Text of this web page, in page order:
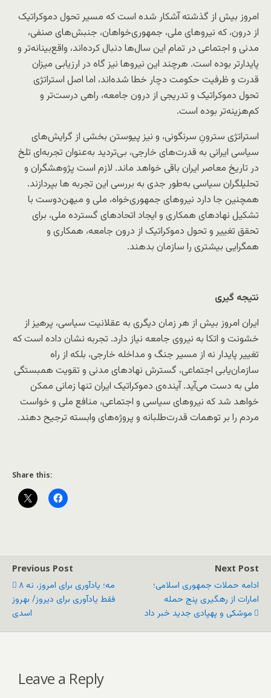
امروز بیش از گذشته آشکار شده است که مسیر تحول دموکراتیک
از درون، که نیروهای ملی، جمهوری‌خواهان، جنبش‌های صنفی،
مدنی و اجتماعی در تمام این سال‌ها دنبال کرده‌اند، واقع‌بینانه‌تر و
پایدارتر بوده است. هرچند این نیروها نیز گاه در ارزیابی میزان
قدرت و ظرفیت حکومت دچار خطا شده‌اند، اما اصل استراتژی
تحول دموکراتیک و تدریجی از درون جامعه، راهی درست‌تر و
کم‌هزینه‌تر بوده است.
استراتژی سترونِ سرنگونی، و نیز پیوستن بخشی از گرایش‌های
سیاسی ایرانی به قدرت‌های خارجی، بی‌تردید به‌عنوان تجربه‌ای تلخ
در تاریخ معاصر ایران باقی خواهد ماند. لازم است پژوهشگران و
تحلیلگران سیاسی به‌طور جدی به بررسی این تجربه ها بپردازند.
همچنین جا دارد نیروهای جمهوری‌خواه، ملی و میهن‌دوست با
تشکیل نهادهای همکاری و ایجاد اتحادهای گسترده ملی، برای
تحقق تغییر و تحول دموکراتیک از درون جامعه، همکاری و
همگرایی بیشتری را سازمان بدهند.
نتیجه گیری
ایران امروز بیش از هر زمان دیگری به عقلانیت سیاسی، پرهیز از
خشونت و اتکا به نیروی جامعه نیاز دارد. تجربه نشان داده است که
تغییر پایدار نه از مسیر جنگ و مداخله خارجی، بلکه از راه
سازمان‌یابی اجتماعی، گسترش نهادهای مدنی و تقویت همبستگی
ملی به دست می‌آید. آینده‌ی دموکراتیک ایران تنها زمانی ممکن
خواهد شد که نیروهای سیاسی و اجتماعی، منافع ملی و خواست
مردم را بر توهمات قدرت‌طلبانه و پروژه‌های وابسته ترجیح دهند.
Share this:
Previous Post
۸ مه؛ یادآوری برای امروز، نه
فقط یادآوری برای دیروز/ بهروز
اسدی
Next Post
ادامه حملات جمهوری اسلامی؛
امارات از رهگیری پنج حمله
موشکی و پهپادی جدید خبر داد
Leave a Reply